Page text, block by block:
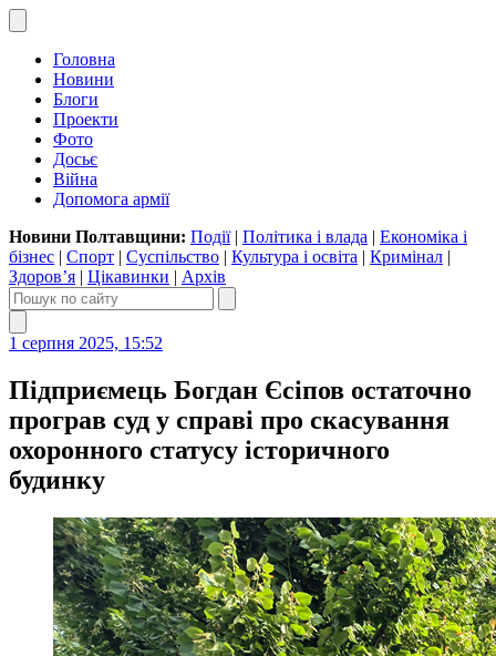
Головна
Новини
Блоги
Проекти
Фото
Досьє
Війна
Допомога армії
Новини Полтавщини: Події| Політика і влада | Економіка і
бізнес | Спорт | Суспільство | Культура і освіта | Кримінал |
Здоров’я | Цікавинки | Архів
1 серпня 2025, 15:52
Підприємець Богдан Єсіпов остаточно
програв суд у справі про скасування
охоронного статусу історичного
будинку